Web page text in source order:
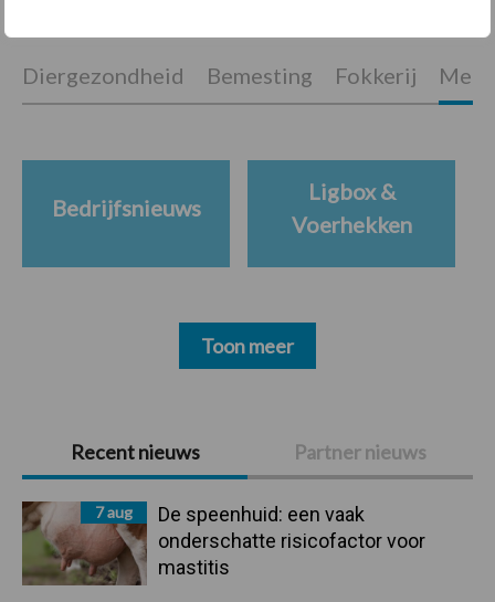
Primaire
Sidebar
Recent nieuws Partner nieuws
7 aug
De speenhuid: een vaak
onderschatte risicofactor voor
mastitis
Diergezondheid Bemesting Fokkerij
Bedrijfsnieuws
Ligbox &
Voerhekken
Toon meer